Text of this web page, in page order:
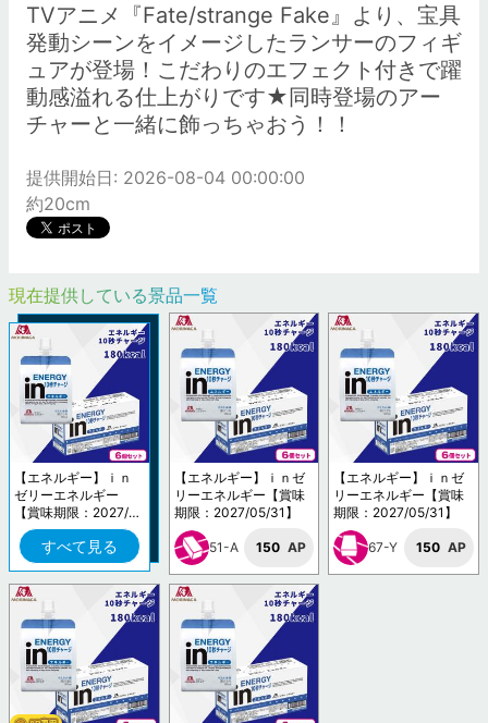
TVアニメ『Fate/strange Fake』より、宝具
発動シーンをイメージしたランサーのフィギ
ュアが登場！こだわりのエフェクト付きで躍
動感溢れる仕上がりです★同時登場のアー
チャーと一緒に飾っちゃおう！！
提供開始日: 2026-08-04 00:00:00
約20cm
現在提供している景品一覧
【エネルギー】ｉｎ
ゼリーエネルギー
【賞味期限：2027/0
5/31】
すべて見る
【エネルギー】ｉｎゼ
リーエネルギー【賞味
期限：2027/05/31】
51-A 150 AP
【エネルギー】ｉｎゼ
リーエネルギー【賞味
期限：2027/05/31】
67-Y 150 AP